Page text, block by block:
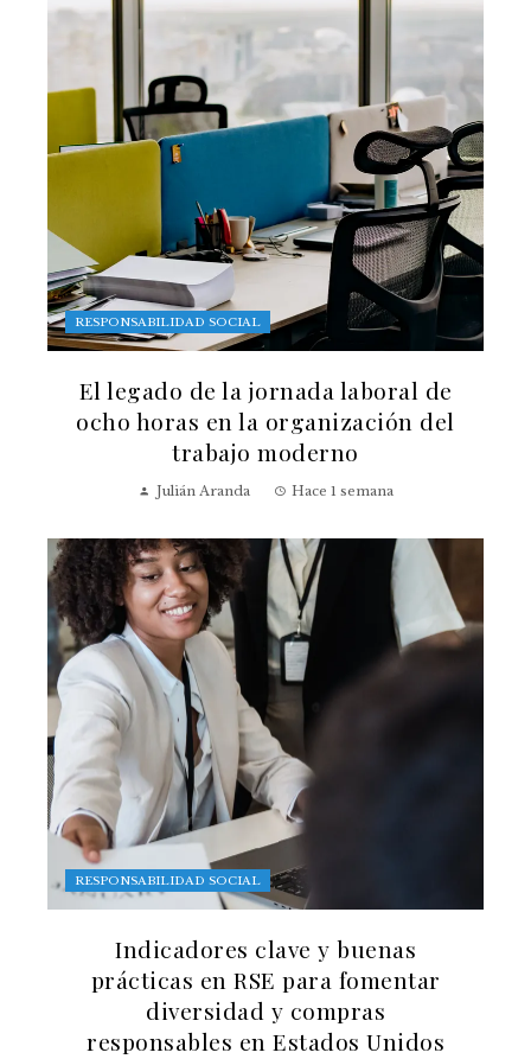
RESPONSABILIDAD SOCIAL
El legado de la jornada laboral de
ocho horas en la organización del
trabajo moderno
Julián Aranda Hace 1 semana
RESPONSABILIDAD SOCIAL
Indicadores clave y buenas
prácticas en RSE para fomentar
diversidad y compras
responsables en Estados Unidos